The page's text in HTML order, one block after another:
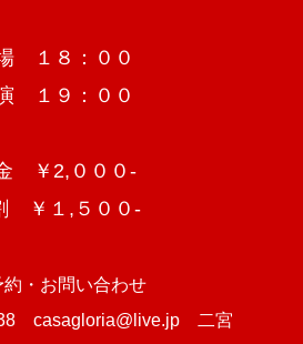
１８：００
１９：００
￥2,０００‐
￥１,５００‐
約・お問い合わせ
casagloria@live.jp 二宮